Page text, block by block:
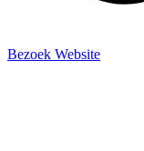
Bezoek Website